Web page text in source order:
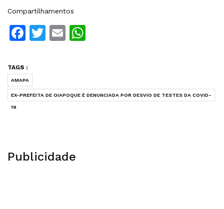
Compartilhamentos
Facebook
Twitter
Email
TAGS :
AMAPA
EX-PREFEITA DE OIAPOQUE É DENUNCIADA POR DESVIO DE TESTES DA COVID-
19
Publicidade